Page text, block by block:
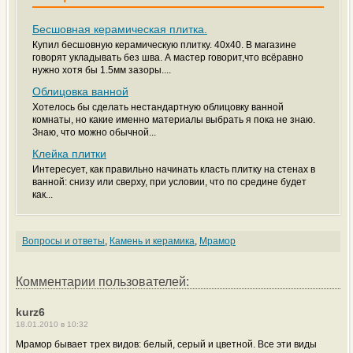
Бесшовная керамическая плитка.
Купил бесшовную керамическую плитку. 40х40. В магазине
говорят укладывать без шва. А мастер говорит,что всёравно
нужно хотя бы 1.5мм зазоры....
Облицовка ванной
Хотелось бы сделать нестандартную облицовку ванной
комнаты, но какие именно материалы выбрать я пока не знаю.
Знаю, что можно обычной...
Клейка плитки
Интересует, как правильно начинать класть плитку на стенах в
ванной: снизу или сверху, при условии, что по средине будет
как...
Вопросы и ответы, Камень и керамика, Мрамор
Комментарии пользователей:
kurz6
18.01.2010 в 10:32
Мрамор бывает трех видов: белый, серый и цветной. Все эти виды